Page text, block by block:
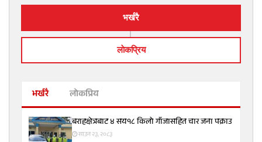
भर्खरै
लाेकप्रिय
भर्खरै लोकप्रिय
बराहक्षेत्रबाट ४ सय१८ किलो गाँजासहित चार जना पक्राउ
साउन २३, २०८३